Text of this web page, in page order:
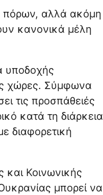
πόρων, αλλά ακόμη
κανονικά μέλη
υποδοχής
χώρες. Σύμφωνα
τις προσπάθειές
κατά τη διάρκεια
διαφορετική
Κοινωνικής
μπορεί να